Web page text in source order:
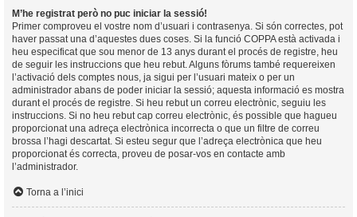
M’he registrat però no puc iniciar la sessió!
Primer comproveu el vostre nom d’usuari i contrasenya. Si són correctes, pot
haver passat una d’aquestes dues coses. Si la funció COPPA està activada i
heu especificat que sou menor de 13 anys durant el procés de registre, heu
de seguir les instruccions que heu rebut. Alguns fòrums també requereixen
l’activació dels comptes nous, ja sigui per l’usuari mateix o per un
administrador abans de poder iniciar la sessió; aquesta informació es mostra
durant el procés de registre. Si heu rebut un correu electrònic, seguiu les
instruccions. Si no heu rebut cap correu electrònic, és possible que hagueu
proporcionat una adreça electrònica incorrecta o que un filtre de correu
brossa l’hagi descartat. Si esteu segur que l’adreça electrònica que heu
proporcionat és correcta, proveu de posar-vos en contacte amb
l’administrador.
Torna a l’inici